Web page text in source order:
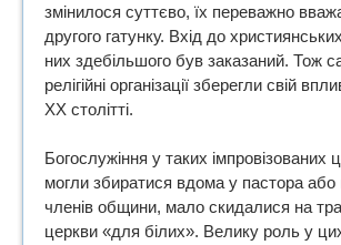
змінилося суттєво, їх переважно
другого гатунку. Вхід до
них здебільшого був заказаний. Тож
релігійні організації зберегли свій
ХХ столітті.
Богослужіння у таких імпровізованих
могли збиратися вдома у пастора або
членів общини, мало скидалися на
церкви «для білих». Велику роль у